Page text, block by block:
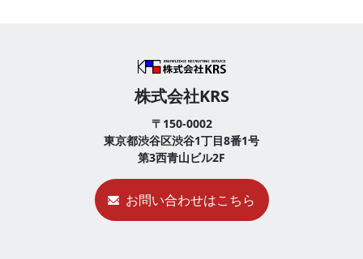
株式会社KRS
〒150-0002
東京都渋谷区渋谷1丁目8番1号
第3西青山ビル2F
お問い合わせはこちら